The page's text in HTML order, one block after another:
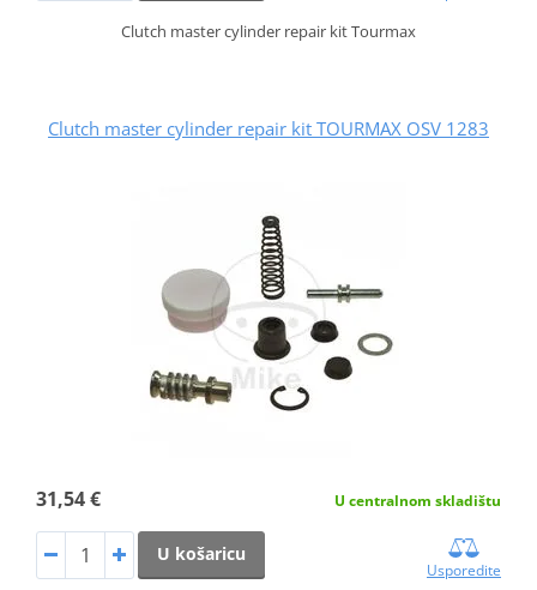
Clutch master cylinder repair kit Tourmax
Clutch master cylinder repair kit TOURMAX OSV 1283
31,54 € U centralnom skladištu
U košaricu
Usporedite